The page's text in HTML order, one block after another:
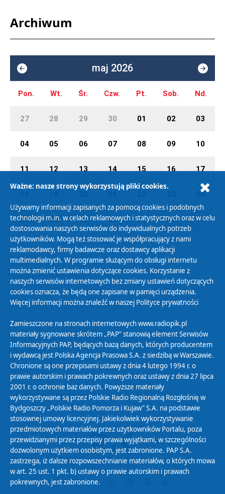
Archiwum
maj 2026
Pon. Wt. Śr. Czw. Pt. Sob. Nd.
27 28 29 30 01 02 03
04 05 06 07 08 09 10
11 12 13 14 15 16 17
24
25 26 27 28 29 30 31
Polityka Prywatności
Zasady korzystania z Serwisu
Organizacje Pożytku Publicznego
Cyfryzacja DAB+
Polityka ochrony danych osobowych
Abonament
Zamówienia publiczne
Biuletyn Informacji Publicznej
Ważne: nasze strony wykorzystują pliki cookies.
Używamy informacji zapisanych za pomocą cookies i podobnych
technologii m.in. w celach reklamowych i statystycznych oraz w celu
dostosowania naszych serwisów do indywidualnych potrzeb
użytkowników. Mogą też stosować je współpracujący z nami
reklamodawcy, firmy badawcze oraz dostawcy aplikacji
multimedialnych. W programie służącym do obsługi internetu
można zmienić ustawienia dotyczące cookies. Korzystanie z
naszych serwisów internetowych bez zmiany ustawień dotyczących
cookies oznacza, że będą one zapisane w pamięci urządzenia.
Więcej informacji można znaleźć w naszej Polityce prywatności
Zamieszczone na stronach internetowych www.radiopik.pl
materiały sygnowane skrótem „PAP” stanowią element Serwisów
Informacyjnych PAP, będących bazą danych, których producentem
i wydawcą jest Polska Agencja Prasowa S.A. z siedzibą w Warszawie.
Chronione są one przepisami ustawy z dnia 4 lutego 1994 r. o
prawie autorskim i prawach pokrewnych oraz ustawy z dnia 27 lipca
2001 r. o ochronie baz danych. Powyższe materiały
wykorzystywane są przez Polskie Radio Regionalną Rozgłośnię w
Bydgoszczy „Polskie Radio Pomorza i Kujaw” S.A. na podstawie
stosownej umowy licencyjnej. Jakiekolwiek wykorzystywanie
przedmiotowych materiałów przez użytkowników Portalu, poza
przewidzianymi przez przepisy prawa wyjątkami, w szczególności
dozwolonym użytkiem osobistym, jest zabronione. PAP S.A.
zastrzega, iż dalsze rozpowszechnianie materiałów, o których mowa
w art. 25 ust. 1 pkt. b) ustawy o prawie autorskim i prawach
pokrewnych, jest zabronione.